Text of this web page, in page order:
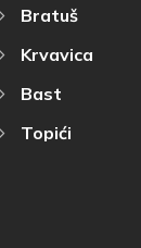
Bratuš
Krvavica
Bast
Topići